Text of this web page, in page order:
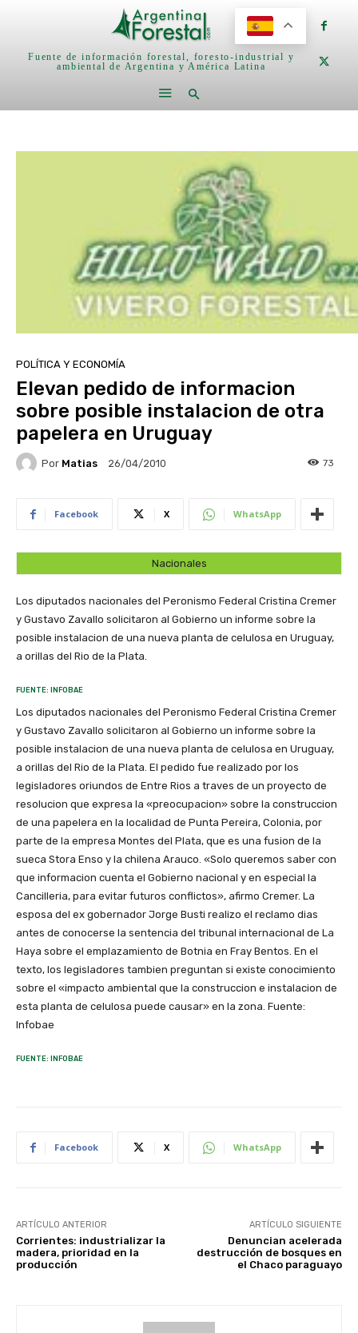
Fuente de información forestal, foresto-industrial y
ambiental de Argentina y América Latina
POLÍTICA Y ECONOMÍA
Elevan pedido de informacion
sobre posible instalacion de otra
papelera en Uruguay
Por Matias 26/04/2010 73
Facebook X WhatsApp
Nacionales
Los diputados nacionales del Peronismo Federal Cristina Cremer
y Gustavo Zavallo solicitaron al Gobierno un informe sobre la
posible instalacion de una nueva planta de celulosa en Uruguay,
a orillas del Rio de la Plata.
FUENTE: INFOBAE
Los diputados nacionales del Peronismo Federal Cristina Cremer
y Gustavo Zavallo solicitaron al Gobierno un informe sobre la
posible instalacion de una nueva planta de celulosa en Uruguay,
a orillas del Rio de la Plata. El pedido fue realizado por los
legisladores oriundos de Entre Rios a traves de un proyecto de
resolucion que expresa la «preocupacion» sobre la construccion
de una papelera en la localidad de Punta Pereira, Colonia, por
parte de la empresa Montes del Plata, que es una fusion de la
sueca Stora Enso y la chilena Arauco. «Solo queremos saber con
que informacion cuenta el Gobierno nacional y en especial la
Cancilleria, para evitar futuros conflictos», afirmo Cremer. La
esposa del ex gobernador Jorge Busti realizo el reclamo dias
antes de conocerse la sentencia del tribunal internacional de La
Haya sobre el emplazamiento de Botnia en Fray Bentos. En el
texto, los legisladores tambien preguntan si existe conocimiento
sobre el «impacto ambiental que la construccion e instalacion de
esta planta de celulosa puede causar» en la zona. Fuente:
Infobae
FUENTE: INFOBAE
Facebook X WhatsApp
ARTÍCULO ANTERIOR
Corrientes: industrializar la
madera, prioridad en la
producción
ARTÍCULO SIGUIENTE
Denuncian acelerada
destrucción de bosques en
el Chaco paraguayo